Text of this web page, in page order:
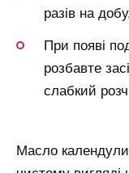
разів на
При появі
розбавте
слабкий
Масло